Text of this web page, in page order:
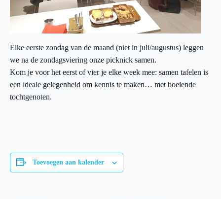
Elke eerste zondag van de maand (niet in juli/augustus) leggen
we na de zondagsviering onze picknick samen.
Kom je voor het eerst of vier je elke week mee: samen tafelen is
een ideale gelegenheid om kennis te maken… met boeiende
tochtgenoten.
Toevoegen aan kalender